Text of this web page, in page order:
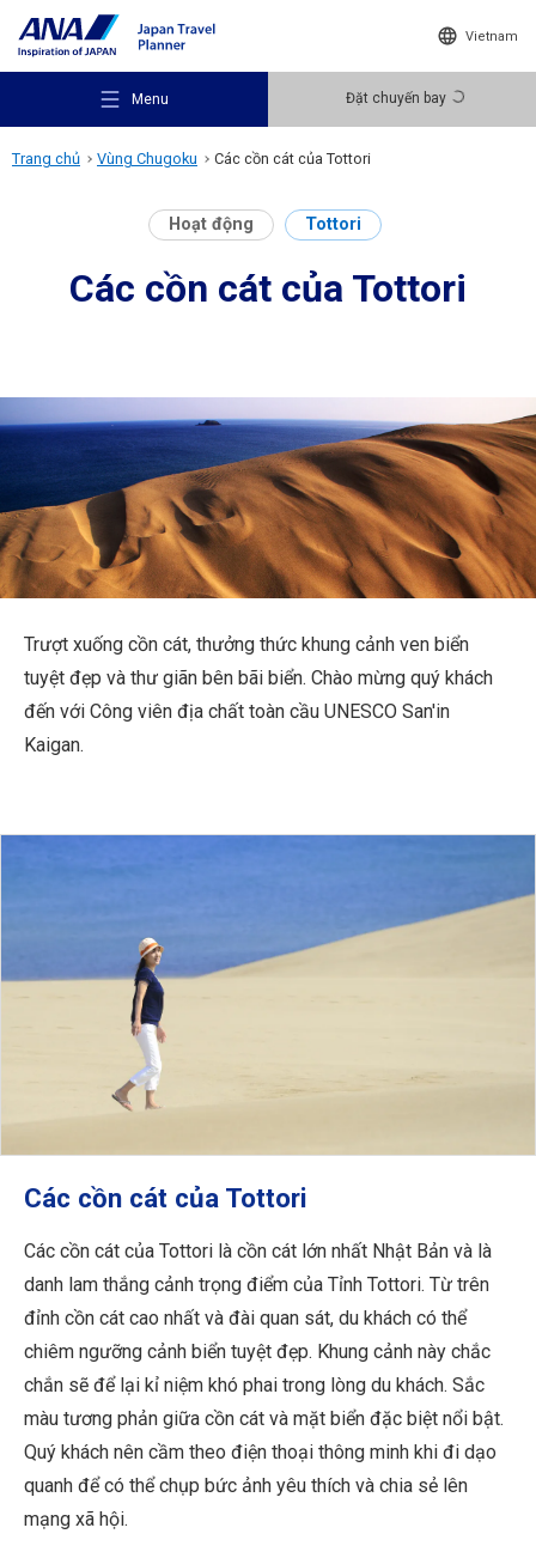
Vietnam
Menu Đặt chuyến bay
Gợi ý điểm đến
Điểm đến
Thông tin du lịch
Trang chủ Vùng Chugoku Các cồn cát của Tottori
Hoạt động Tottori
Các cồn cát của Tottori
Trượt xuống cồn cát, thưởng thức khung cảnh ven biển
tuyệt đẹp và thư giãn bên bãi biển. Chào mừng quý khách
đến với Công viên địa chất toàn cầu UNESCO San'in
Kaigan.
Các cồn cát của Tottori
Các cồn cát của Tottori là cồn cát lớn nhất Nhật Bản và là
danh lam thắng cảnh trọng điểm của Tỉnh Tottori. Từ trên
đỉnh cồn cát cao nhất và đài quan sát, du khách có thể
chiêm ngưỡng cảnh biển tuyệt đẹp. Khung cảnh này chắc
chắn sẽ để lại kỉ niệm khó phai trong lòng du khách. Sắc
màu tương phản giữa cồn cát và mặt biển đặc biệt nổi bật.
Quý khách nên cầm theo điện thoại thông minh khi đi dạo
quanh để có thể chụp bức ảnh yêu thích và chia sẻ lên
mạng xã hội.